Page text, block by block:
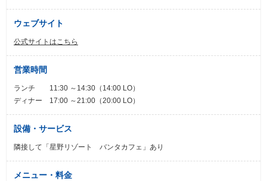
ウェブサイト
公式サイトはこちら
営業時間
ランチ 11:30 ～14:30（14:00 LO）
ディナー 17:00 ～21:00（20:00 LO）
設備・サービス
隣接して「星野リゾート バンタカフェ」あり
メニュー・料金